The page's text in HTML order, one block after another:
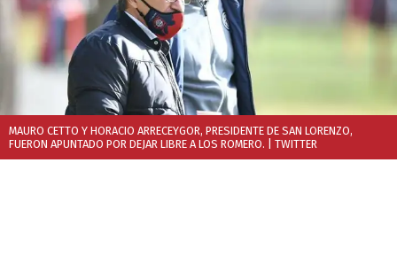
MAURO CETTO Y HORACIO ARRECEYGOR, PRESIDENTE DE SAN LORENZO,
FUERON APUNTADO POR DEJAR LIBRE A LOS ROMERO. | TWITTER